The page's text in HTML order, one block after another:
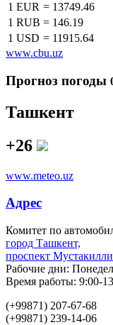
1 EUR = 13749.46
1 RUB = 146.19
1 USD = 11915.64
www.cbu.uz
Прогноз погоды
Ташкент
+26
www.meteo.uz
Адрес
Комитет по
город Ташкент,
проспект
Рабочие дни:
Время работы: 9:00-
(+99871) 207-67-68
(+99871) 239-14-06